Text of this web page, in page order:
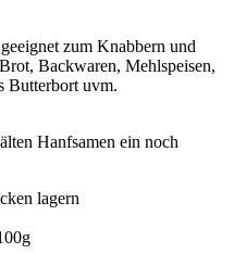
zum Knabbern und
Backwaren, Mehlspeisen,
Butterbort uvm.
Hanfsamen ein noch
lagern